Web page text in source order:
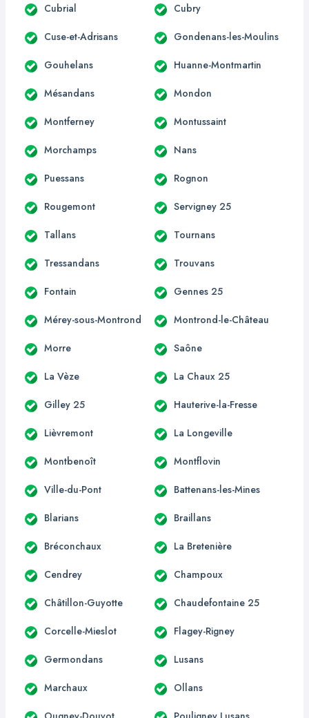
Cubrial Cubry
Cuse-et-Adrisans Gondenans-les-Moulins
Gouhelans Huanne-Montmartin
Mésandans Mondon
Montferney Montussaint
Morchamps Nans
Puessans Rognon
Rougemont Servigney 25
Tallans Tournans
Tressandans Trouvans
Fontain Gennes 25
Mérey-sous-Montrond Montrond-le-Château
Morre Saône
La Vèze La Chaux 25
Gilley 25 Hauterive-la-Fresse
Lièvremont La Longeville
Montbenoît Montflovin
Ville-du-Pont Battenans-les-Mines
Blarians Braillans
Bréconchaux La Bretenière
Cendrey Champoux
Châtillon-Guyotte Chaudefontaine 25
Corcelle-Mieslot Flagey-Rigney
Germondans Lusans
Marchaux Ollans